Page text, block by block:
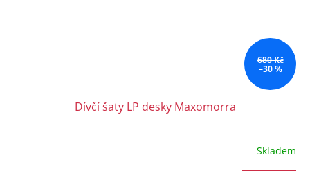
680 Kč
–30 %
Dívčí šaty LP desky Maxomorra
Skladem